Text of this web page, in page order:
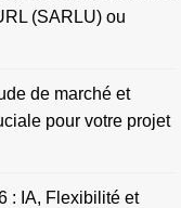
(SARLU) ou
de marché et
pour votre projet
: IA, Flexibilité et